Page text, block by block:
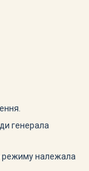
генерала
режиму належала